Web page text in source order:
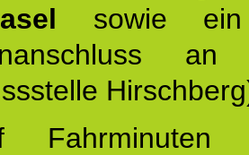
sowie ein